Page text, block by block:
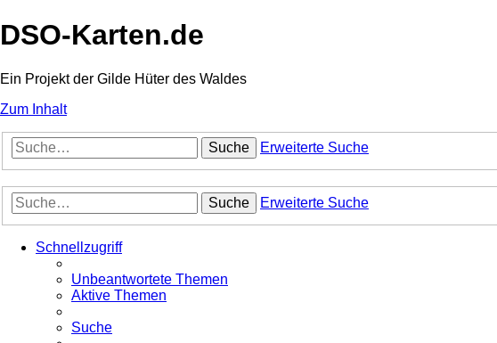
DSO-Karten.de
Ein Projekt der Gilde Hüter des Waldes
Zum Inhalt
Suche Erweiterte Suche
Suche Erweiterte Suche
Schnellzugriff
Unbeantwortete Themen
Aktive Themen
Suche